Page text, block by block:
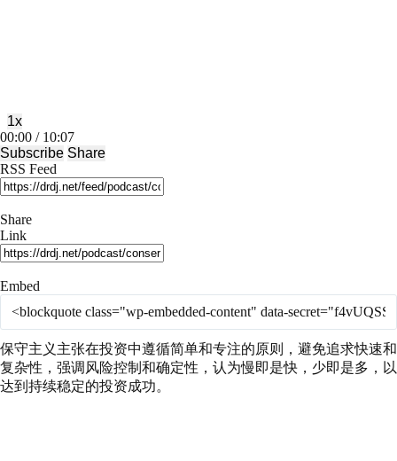
Mute/Unmute
Episode
Rewind
10
Seconds
1x
Fast
Forward
30
seconds
00:00 / 10:07
Subscribe Share
RSS Feed
Share
Link
Embed
保守主义主张在投资中遵循简单和专注的原则，避免追求快速和
复杂性，强调风险控制和确定性，认为慢即是快，少即是多，以
达到持续稳定的投资成功。